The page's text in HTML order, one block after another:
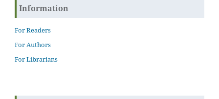
Information
For Readers
For Authors
For Librarians